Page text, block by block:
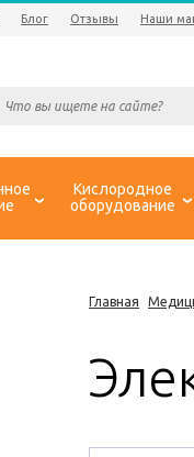
Блог Отзывы Наши
Кислородное
оборудование
Главная